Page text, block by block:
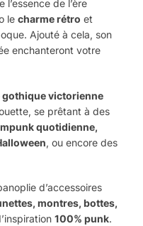
de l’ère
le charme rétro et
Ajouté à cela, son
enchanteront votre
gothique victorienne
se prêtant à des
quotidienne,
, ou encore des
d’accessoires
montres, bottes,
100% punk.